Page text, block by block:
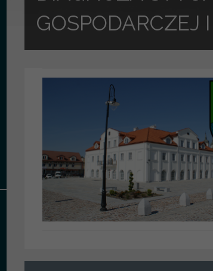
GOSPODARCZEJ